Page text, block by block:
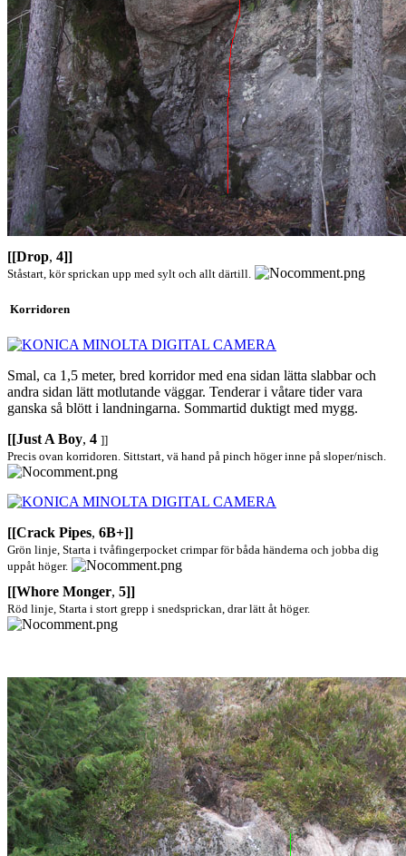
[[Drop, 4]]
Ståstart, kör sprickan upp med sylt och allt därtill.
Korridoren
Smal, ca 1,5 meter, bred korridor med ena sidan lätta slabbar och
andra sidan lätt motlutande väggar. Tenderar i våtare tider vara
ganska så blött i landningarna. Sommartid duktigt med mygg.
[[Just A Boy, 4 ]]
Precis ovan korridoren. Sittstart, vä hand på pinch höger inne på sloper/nisch.
[[Crack Pipes, 6B+]]
Grön linje, Starta i tvåfingerpocket crimpar för båda händerna och jobba dig
uppåt höger.
[[Whore Monger, 5]]
Röd linje, Starta i stort grepp i snedsprickan, drar lätt åt höger.